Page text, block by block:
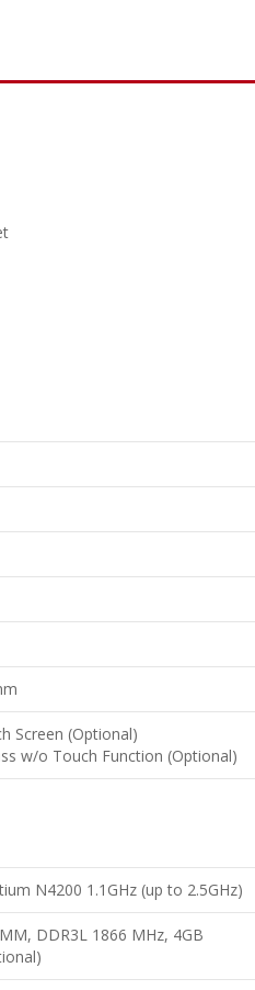
Screen (Optional)
w/o Touch Function (Optional)
N4200 1.1GHz (up to 2.5GHz)
DDR3L 1866 MHz, 4GB